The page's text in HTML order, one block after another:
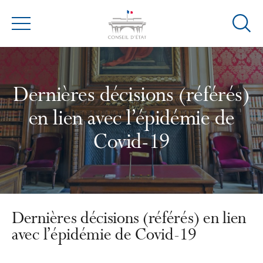
Menu
Ouvrir
de
Dernières décisions (référés)
en lien avec l’épidémie de
Covid-19
Dernières décisions (référés) en lien
avec l’épidémie de Covid-19